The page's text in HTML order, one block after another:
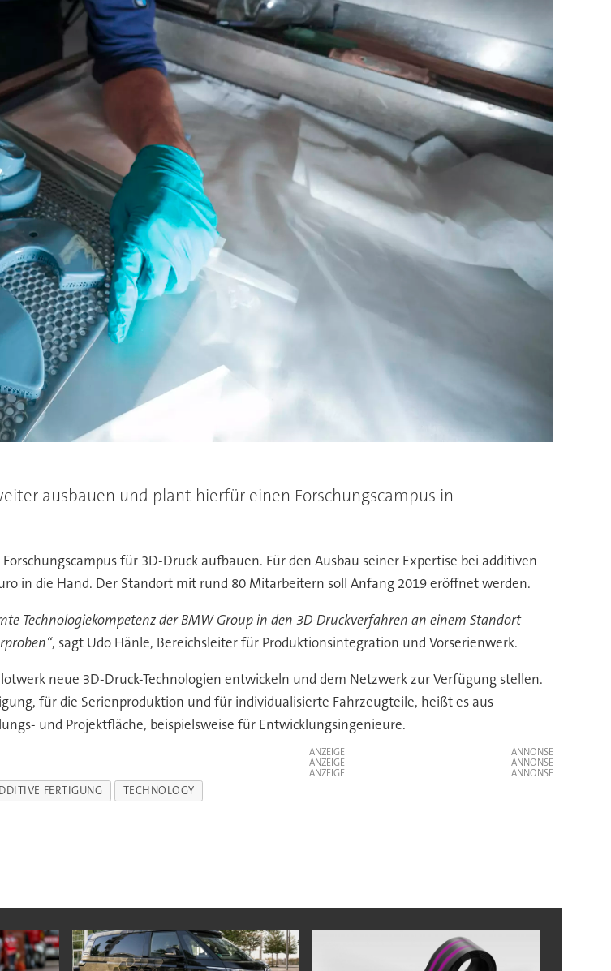
ausbauen und plant hierfür einen Forschungscampus in
für 3D-Druck aufbauen. Für den Ausbau seiner Expertise bei additiven
in die Hand. Der Standort mit rund 80 Mitarbeitern soll Anfang 2019 eröffnet werden.
Technologiekompetenz der BMW Group in den 3D-Druckverfahren an einem Standort
, sagt Udo Hänle, Bereichsleiter für Produktionsintegration und Vorserienwerk.
neue 3D-Druck-Technologien entwickeln und dem Netzwerk zur Verfügung stellen.
für die Serienproduktion und für individualisierte Fahrzeugteile, heißt es aus
und Projektfläche, beispielsweise für Entwicklungsingenieure.
ANZEIGE
ANZEIGE
ANZEIGE
FERTIGUNG TECHNOLOGY